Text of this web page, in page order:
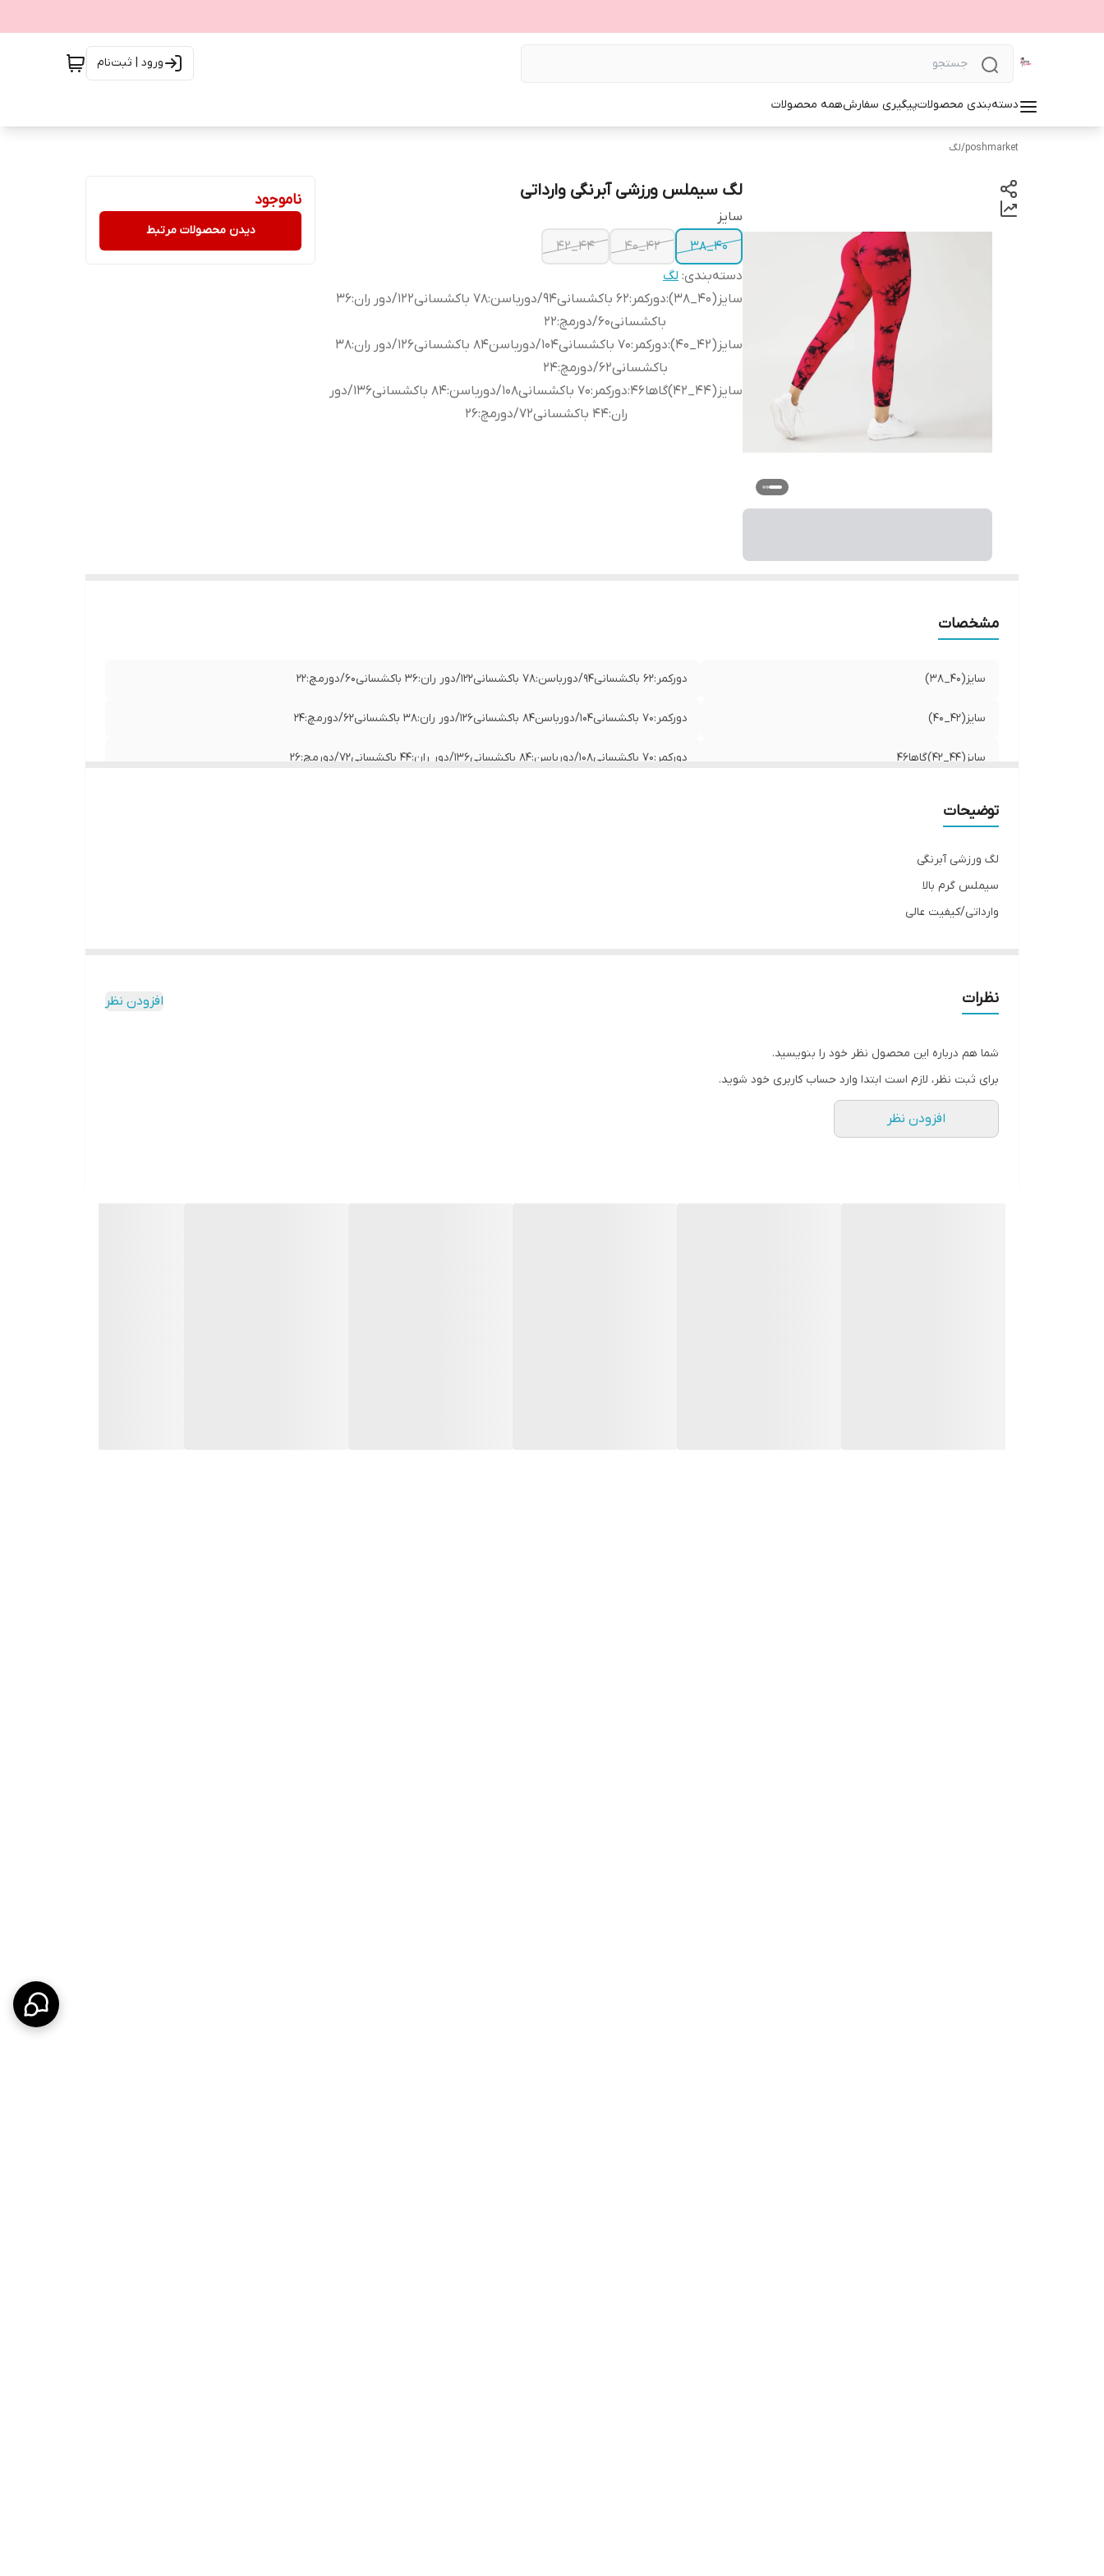
ورود | ثبت‌نام
دسته‌بندی محصولاتپیگیری سفارشهمه محصولات
poshmarket
/لگ
لگ سیملس ورزشی آبرنگی وارداتی
سایز
40_38
42_40
44_42
دسته‌بندی: لگ
سایز(40_38)
:
دورکمر:62 باکشسانی94/دورباسن:78 باکشسانی122/دور ران:36
باکشسانی60/دورمچ:22
سایز(42_40)
:
دورکمر:70 باکشسانی104/دورباسن84 باکشسانی126/دور ران:38
باکشسانی62/دورمچ:24
سایز(44_42)گاها46
:
دورکمر:70 باکشسانی108/دورباسن:84 باکشسانی136/دور
ران:44 باکشسانی72/دورمچ:26
ناموجود
دیدن محصولات مرتبط
مشخصات
سایز(40_38) دورکمر:62 باکشسانی94/دورباسن:78 باکشسانی122/دور ران:36 باکشسانی60/دورمچ:22
سایز(42_40) دورکمر:70 باکشسانی104/دورباسن84 باکشسانی126/دور ران:38 باکشسانی62/دورمچ:24
سایز(44_42)گاها46 دورکمر:70 باکشسانی108/دورباسن:84 باکشسانی136/دور ران:44 باکشسانی72/دورمچ:26
توضیحات
لگ ورزشی آبرنگی
سیملس گرم بالا
وارداتی/کیفیت عالی
کمرگنی/دوخت فلت
کنار کارکبریتی
نظرات افزودن نظر
شما هم درباره این محصول نظر خود را بنویسید.
برای ثبت نظر، لازم است ابتدا وارد حساب کاربری خود شوید.
افزودن نظر